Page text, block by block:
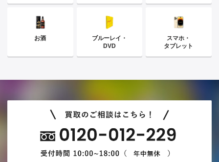
お酒
ブルーレイ・
DVD
スマホ・
タブレット